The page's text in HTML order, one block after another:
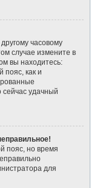
часовому
случае измените в
вы находитесь:
пояс, как и
сейчас удачный
пояс, но время
для